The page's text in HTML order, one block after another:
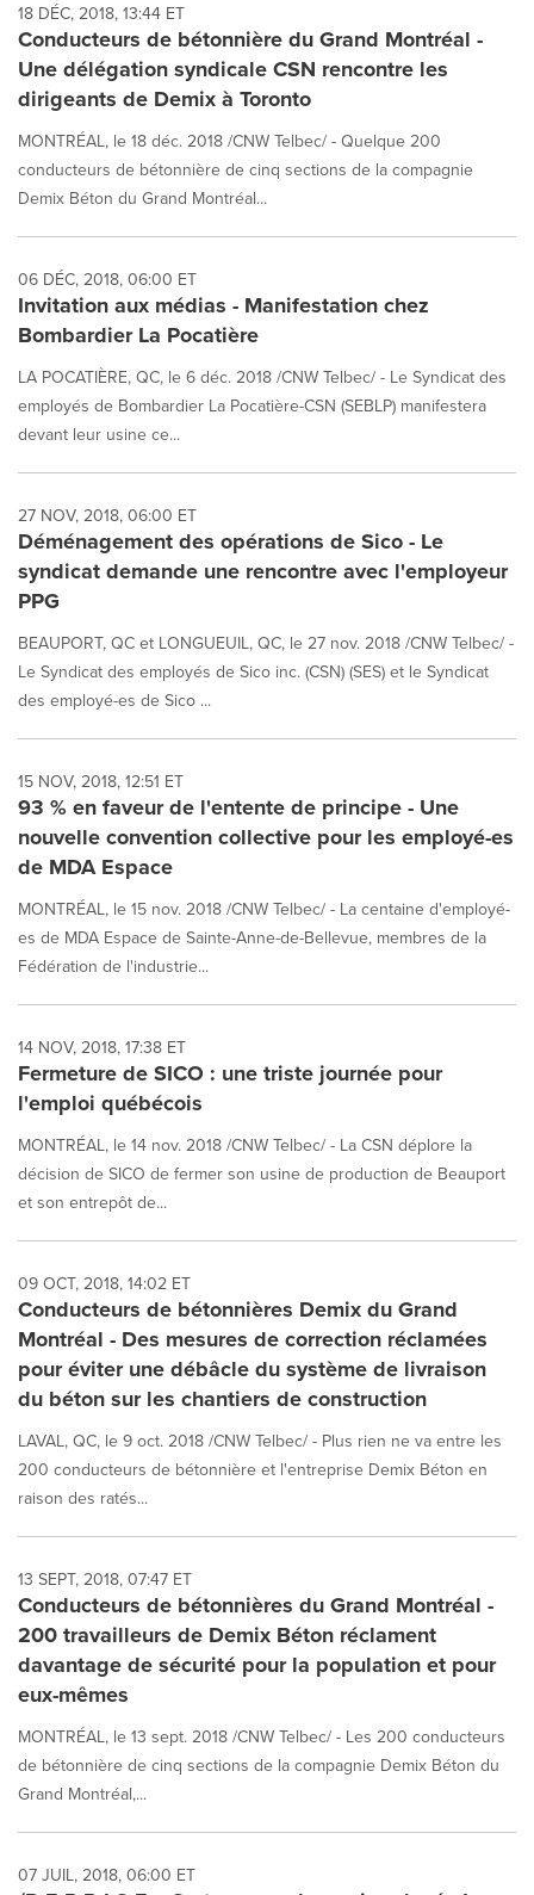
18 DÉC, 2018, 13:44 ET
Conducteurs de bétonnière du Grand Montréal -
Une délégation syndicale CSN rencontre les
dirigeants de Demix à Toronto
MONTRÉAL, le 18 déc. 2018 /CNW Telbec/ - Quelque 200
conducteurs de bétonnière de cinq sections de la compagnie
Demix Béton du Grand Montréal...
06 DÉC, 2018, 06:00 ET
Invitation aux médias - Manifestation chez
Bombardier La Pocatière
LA POCATIÈRE, QC, le 6 déc. 2018 /CNW Telbec/ - Le Syndicat des
employés de Bombardier La Pocatière-CSN (SEBLP) manifestera
devant leur usine ce...
27 NOV, 2018, 06:00 ET
Déménagement des opérations de Sico - Le
syndicat demande une rencontre avec l'employeur
PPG
BEAUPORT, QC et LONGUEUIL, QC, le 27 nov. 2018 /CNW Telbec/ -
Le Syndicat des employés de Sico inc. (CSN) (SES) et le Syndicat
des employé-es de Sico ...
15 NOV, 2018, 12:51 ET
93 % en faveur de l'entente de principe - Une
nouvelle convention collective pour les employé-es
de MDA Espace
MONTRÉAL, le 15 nov. 2018 /CNW Telbec/ - La centaine d'employé-
es de MDA Espace de Sainte-Anne-de-Bellevue, membres de la
Fédération de l'industrie...
14 NOV, 2018, 17:38 ET
Fermeture de SICO : une triste journée pour
l'emploi québécois
MONTRÉAL, le 14 nov. 2018 /CNW Telbec/ - La CSN déplore la
décision de SICO de fermer son usine de production de Beauport
et son entrepôt de...
09 OCT, 2018, 14:02 ET
Conducteurs de bétonnières Demix du Grand
Montréal - Des mesures de correction réclamées
pour éviter une débâcle du système de livraison
du béton sur les chantiers de construction
LAVAL, QC, le 9 oct. 2018 /CNW Telbec/ - Plus rien ne va entre les
200 conducteurs de bétonnière et l'entreprise Demix Béton en
raison des ratés...
13 SEPT, 2018, 07:47 ET
Conducteurs de bétonnières du Grand Montréal -
200 travailleurs de Demix Béton réclament
davantage de sécurité pour la population et pour
eux-mêmes
MONTRÉAL, le 13 sept. 2018 /CNW Telbec/ - Les 200 conducteurs
de bétonnière de cinq sections de la compagnie Demix Béton du
Grand Montréal,...
07 JUIL, 2018, 06:00 ET